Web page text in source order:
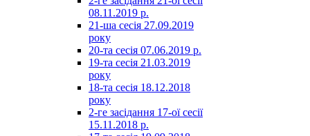
08.11.2019 р.
21-ша сесія 27.09.2019
року
20-та сесія 07.06.2019 р.
19-та сесія 21.03.2019
року
18-та сесія 18.12.2018
року
2-ге засідання 17-ої сесії
15.11.2018 р.